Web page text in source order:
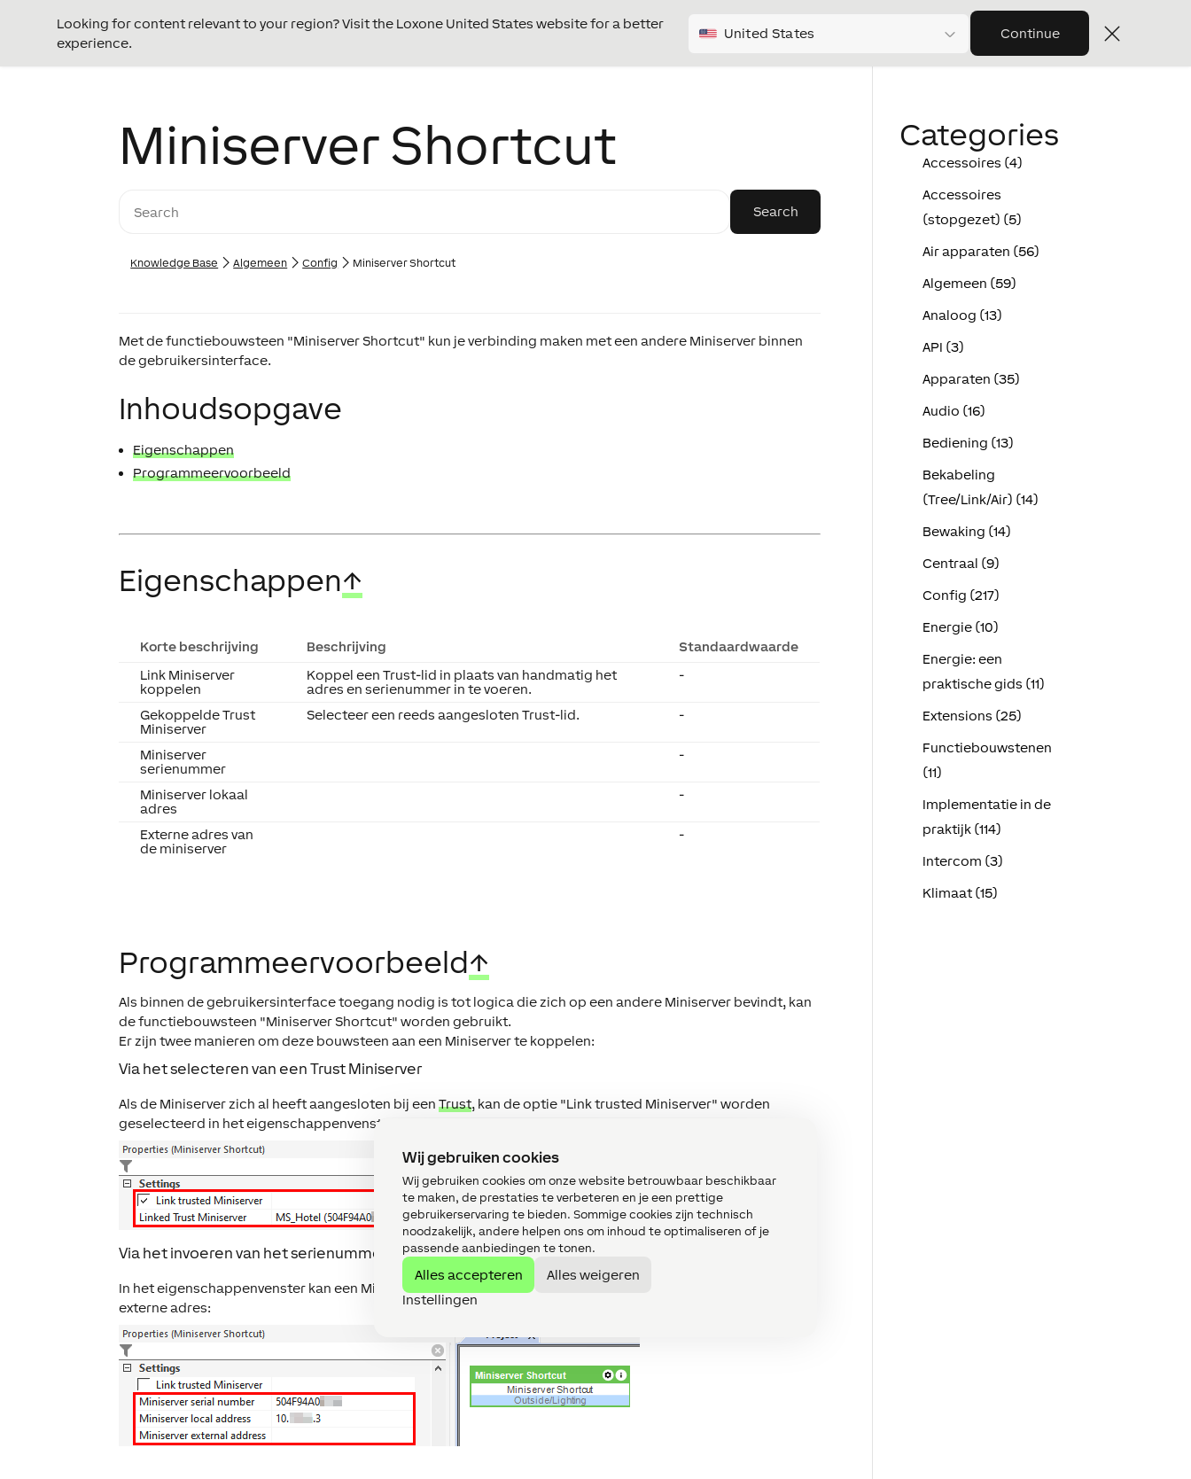
Wij gebruiken cookies
Wij gebruiken cookies om onze website betrouwbaar beschikbaar
te maken, de prestaties te verbeteren en je een prettige
gebruikerservaring te bieden. Sommige cookies zijn technisch
noodzakelijk, andere helpen ons om inhoud te optimaliseren of je
passende aanbiedingen te tonen.
Alles accepteren
Alles weigeren
Instellingen
Looking for content relevant to your region? Visit the Loxone United States website for a better
experience.
United States Continue
Miniserver Shortcut
Knowledge Base Algemeen Config Miniserver Shortcut
Met de functiebouwsteen "Miniserver Shortcut" kun je verbinding maken met een andere Miniserver binnen
de gebruikersinterface.
Inhoudsopgave
Eigenschappen
Programmeervoorbeeld
Eigenschappen↑
Korte beschrijving Beschrijving
Standaardwaarde
Link Miniserver
koppelen
Koppel een Trust-lid in plaats van handmatig het
adres en serienummer in te voeren.
-
Gekoppelde Trust
Miniserver
Selecteer een reeds aangesloten Trust-lid. -
Miniserver
serienummer
-
Miniserver lokaal
adres
-
Externe adres van
de miniserver
-
Programmeervoorbeeld↑
Als binnen de gebruikersinterface toegang nodig is tot logica die zich op een andere Miniserver bevindt, kan
de functiebouwsteen "Miniserver Shortcut" worden gebruikt.
Er zijn twee manieren om deze bouwsteen aan een Miniserver te koppelen:
Via het selecteren van een Trust Miniserver
Als de Miniserver zich al heeft aangesloten bij eenTrust, kan de optie "Link trusted Miniserver" worden
geselecteerd in het eigenschappenvenster en kan de gewenste Trust Miniserver worden gekozen:
Via het invoeren van het serienummer en adres
In het eigenschappenvenster kan een Miniserver worden gekoppeld via het serienummer en het lokale of
externe adres:
Categories
Accessoires (4)
Accessoires
(stopgezet) (5)
Air apparaten (56)
Algemeen (59)
Analoog (13)
API (3)
Apparaten (35)
Audio (16)
Bediening (13)
Bekabeling
(Tree/Link/Air) (14)
Bewaking (14)
Centraal (9)
Config (217)
Energie (10)
Energie: een
praktische gids (11)
Extensions (25)
Functiebouwstenen
(11)
Implementatie in de
praktijk (114)
Intercom (3)
Klimaat (15)